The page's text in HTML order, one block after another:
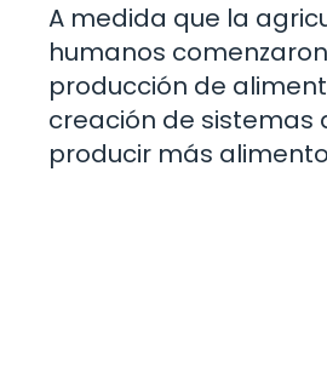
A medida que la
humanos
producción de
creación de sistemas
producir más